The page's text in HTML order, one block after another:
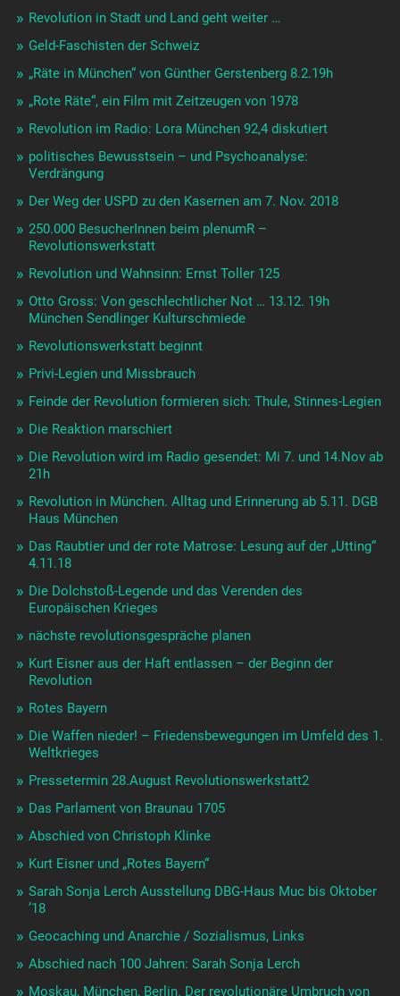
Revolution in Stadt und Land geht weiter …
Geld-Faschisten der Schweiz
„Räte in München“ von Günther Gerstenberg 8.2.19h
„Rote Räte“, ein Film mit Zeitzeugen von 1978
Revolution im Radio: Lora München 92,4 diskutiert
politisches Bewusstsein – und Psychoanalyse:
Verdrängung
Der Weg der USPD zu den Kasernen am 7. Nov. 2018
250.000 BesucherInnen beim plenumR –
Revolutionswerkstatt
Revolution und Wahnsinn: Ernst Toller 125
Otto Gross: Von geschlechtlicher Not … 13.12. 19h
München Sendlinger Kulturschmiede
Revolutionswerkstatt beginnt
Privi-Legien und Missbrauch
Feinde der Revolution formieren sich: Thule, Stinnes-Legien
Die Reaktion marschiert
Die Revolution wird im Radio gesendet: Mi 7. und 14.Nov ab
21h
Revolution in München. Alltag und Erinnerung ab 5.11. DGB
Haus München
Das Raubtier und der rote Matrose: Lesung auf der „Utting“
4.11.18
Die Dolchstoß-Legende und das Verenden des
Europäischen Krieges
nächste revolutionsgespräche planen
Kurt Eisner aus der Haft entlassen – der Beginn der
Revolution
Rotes Bayern
Die Waffen nieder! – Friedensbewegungen im Umfeld des 1.
Weltkrieges
Pressetermin 28.August Revolutionswerkstatt2
Das Parlament von Braunau 1705
Abschied von Christoph Klinke
Kurt Eisner und „Rotes Bayern“
Sarah Sonja Lerch Ausstellung DBG-Haus Muc bis Oktober
’18
Geocaching und Anarchie / Sozialismus, Links
Abschied nach 100 Jahren: Sarah Sonja Lerch
Moskau, München, Berlin. Der revolutionäre Umbruch von